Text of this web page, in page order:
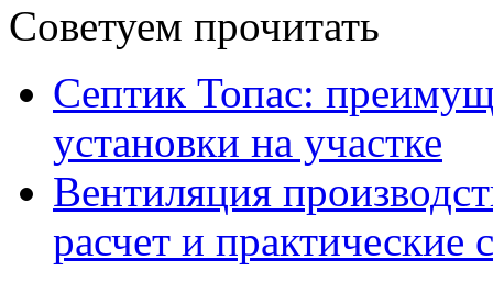
Советуем прочитать
Септик Топас:
установки на участке
Вентиляция
расчет и практические